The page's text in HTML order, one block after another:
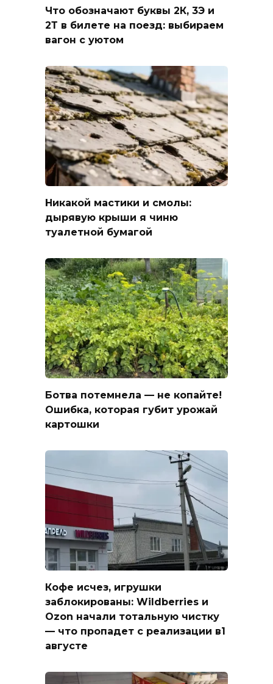
Что обозначают буквы 2К, 3Э и
2Т в билете на поезд: выбираем
вагон с уютом
Никакой мастики и смолы:
дырявую крыши я чиню
туалетной бумагой
Ботва потемнела — не копайте!
Ошибка, которая губит урожай
картошки
Кофе исчез, игрушки
заблокированы: Wildberries и
Ozon начали тотальную чистку
— что пропадет с реализации в1
августе